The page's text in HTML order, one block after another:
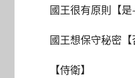
國王很有原則【是
國王想保守秘密【
【侍衛】